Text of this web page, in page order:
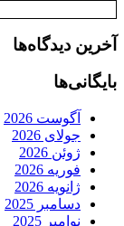
آخرین دیدگاه‌ها
بایگانی‌ها
آگوست 2026
جولای 2026
ژوئن 2026
فوریه 2026
ژانویه 2026
دسامبر 2025
نوامبر 2025